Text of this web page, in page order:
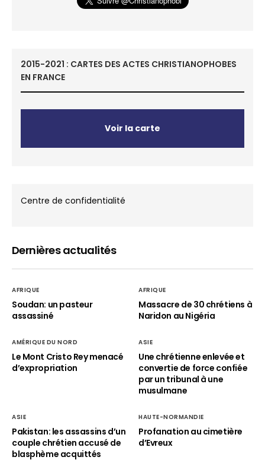
2015-2021 : CARTES DES ACTES CHRISTIANOPHOBES
EN FRANCE
Voir la carte
Centre de confidentialité
Dernières actualités
AFRIQUE
Soudan: un pasteur
assassiné
AFRIQUE
Massacre de 30 chrétiens à
Naridon au Nigéria
AMÉRIQUE DU NORD
Le Mont Cristo Rey menacé
d’expropriation
ASIE
Une chrétienne enlevée et
convertie de force confiée
par un tribunal à une
musulmane
ASIE
Pakistan: les assassins d’un
couple chrétien accusé de
blasphème acquittés
HAUTE-NORMANDIE
Profanation au cimetière
d’Evreux